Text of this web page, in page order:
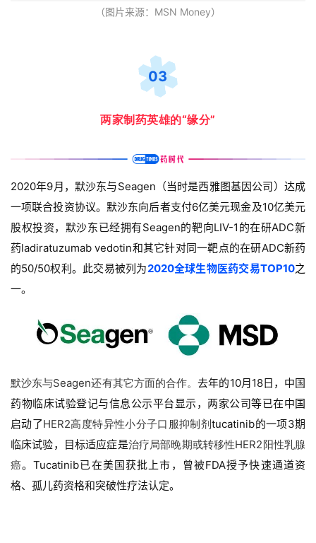
页
药
资
讯
（图片来源：MSN Money）
03
两家制药英雄的“缘分”
2020年9月，默沙东与Seagen（当时是西雅图基因公司）达成
一项联合投资协议。默沙东向后者支付6亿美元现金及10亿美元
股权投资，默沙东已经拥有Seagen的靶向LIV-1的在研ADC新
药ladiratuzumab vedotin和其它针对同一靶点的在研ADC新药
的50/50权利。此交易被列为2020全球生物医药交易TOP10之
一。
默沙东与Seagen还有其它方面的合作。去年的10月18日，中国
药物临床试验登记与信息公示平台显示，两家公司等已在中国
启动了HER2高度特异性小分子口服抑制剂tucatinib的一项3期
临床试验，目标适应症是治疗局部晚期或转移性HER2阳性乳腺
癌。Tucatinib已在美国获批上市，曾被FDA授予快速通道资
格、孤儿药资格和突破性疗法认定。